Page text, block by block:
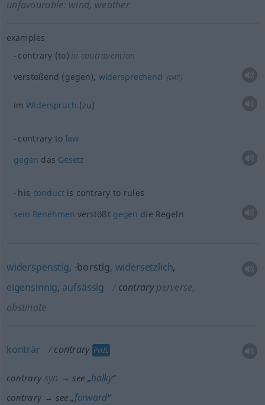
unfavourable: wind, weather
examples
contrary (to) in contravention
verstoßend (gegen), widersprechend (DAT)
imWiderspruch (zu)
contrary to law
gegen das Gesetz
his conductis contrary to rules
sein Benehmen verstößt gegen die Regeln
widerspenstig, -borstig, widersetzlich,
eigensinnig, aufsässig contrary perverse,
obstinate
konträr contrary PHIL
contrary syn → see „balky“
contrary → see „forward“